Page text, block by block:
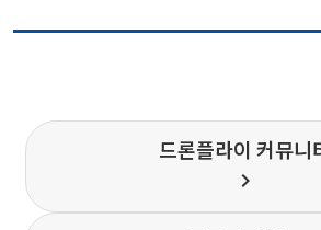
드론플라이 커뮤니
chevron_right